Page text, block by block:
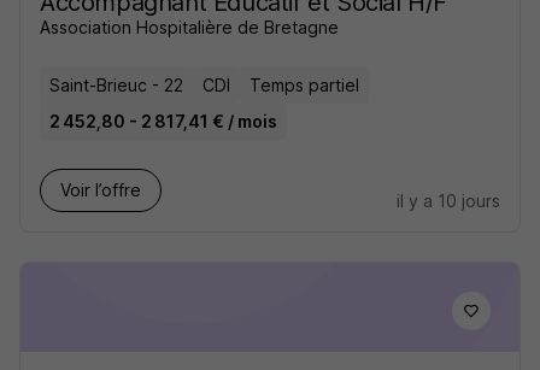
Association Hospitalière de Bretagne
Saint-Brieuc - 22 CDI
Temps partiel
2 452,80 - 2 817,41 € / mois
Voir l’offre
il y a 10 jours